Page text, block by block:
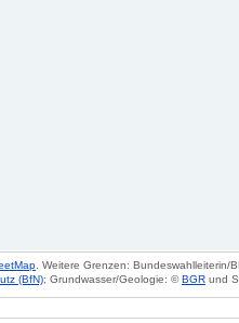
. Weitere Grenzen:
(BfN); Grundwasser/Geologie: ©BGR und